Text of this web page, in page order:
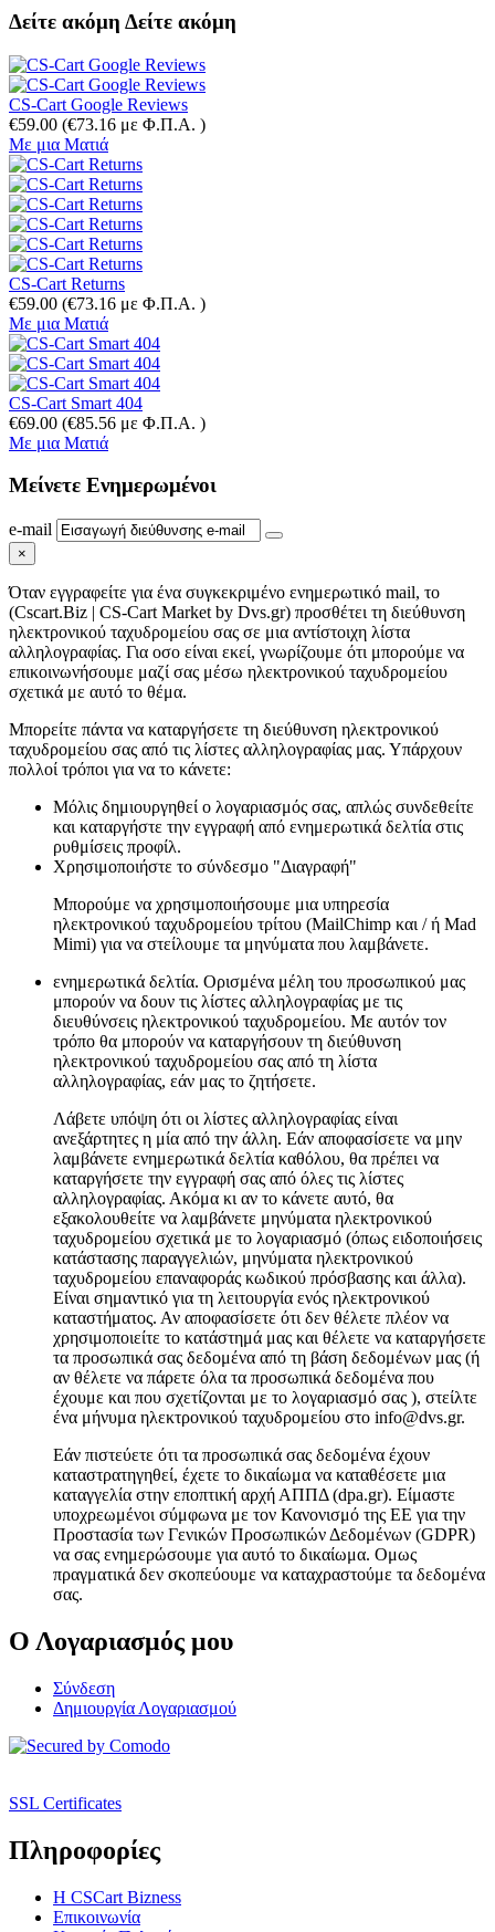
Δείτε ακόμη Δείτε ακόμη
CS-Cart Google Reviews
€59.00 (€73.16 με Φ.Π.Α. )
Με μια Ματιά
CS-Cart Returns
€59.00 (€73.16 με Φ.Π.Α. )
Με μια Ματιά
CS-Cart Smart 404
€69.00 (€85.56 με Φ.Π.Α. )
Με μια Ματιά
Μείνετε Ενημερωμένοι
e-mail
×
Όταν εγγραφείτε για ένα συγκεκριμένο ενημερωτικό mail, το
(Cscart.Biz | CS-Cart Market by Dvs.gr) προσθέτει τη διεύθυνση
ηλεκτρονικού ταχυδρομείου σας σε μια αντίστοιχη λίστα
αλληλογραφίας. Για οσο είναι εκεί, γνωρίζουμε ότι μπορούμε να
επικοινωνήσουμε μαζί σας μέσω ηλεκτρονικού ταχυδρομείου
σχετικά με αυτό το θέμα.
Μπορείτε πάντα να καταργήσετε τη διεύθυνση ηλεκτρονικού
ταχυδρομείου σας από τις λίστες αλληλογραφίας μας. Υπάρχουν
πολλοί τρόποι για να το κάνετε:
Μόλις δημιουργηθεί ο λογαριασμός σας, απλώς συνδεθείτε
και καταργήστε την εγγραφή από ενημερωτικά δελτία στις
ρυθμίσεις προφίλ.
Χρησιμοποιήστε το σύνδεσμο "Διαγραφή"
Μπορούμε να χρησιμοποιήσουμε μια υπηρεσία
ηλεκτρονικού ταχυδρομείου τρίτου (MailChimp και / ή Mad
Mimi) για να στείλουμε τα μηνύματα που λαμβάνετε.
ενημερωτικά δελτία. Ορισμένα μέλη του προσωπικού μας
μπορούν να δουν τις λίστες αλληλογραφίας με τις
διευθύνσεις ηλεκτρονικού ταχυδρομείου. Με αυτόν τον
τρόπο θα μπορούν να καταργήσουν τη διεύθυνση
ηλεκτρονικού ταχυδρομείου σας από τη λίστα
αλληλογραφίας, εάν μας το ζητήσετε.
Λάβετε υπόψη ότι οι λίστες αλληλογραφίας είναι
ανεξάρτητες η μία από την άλλη. Εάν αποφασίσετε να μην
λαμβάνετε ενημερωτικά δελτία καθόλου, θα πρέπει να
καταργήσετε την εγγραφή σας από όλες τις λίστες
αλληλογραφίας. Ακόμα κι αν το κάνετε αυτό, θα
εξακολουθείτε να λαμβάνετε μηνύματα ηλεκτρονικού
ταχυδρομείου σχετικά με το λογαριασμό (όπως ειδοποιήσεις
κατάστασης παραγγελιών, μηνύματα ηλεκτρονικού
ταχυδρομείου επαναφοράς κωδικού πρόσβασης και άλλα).
Είναι σημαντικό για τη λειτουργία ενός ηλεκτρονικού
καταστήματος. Αν αποφασίσετε ότι δεν θέλετε πλέον να
χρησιμοποιείτε το κατάστημά μας και θέλετε να καταργήσετε
τα προσωπικά σας δεδομένα από τη βάση δεδομένων μας (ή
αν θέλετε να πάρετε όλα τα προσωπικά δεδομένα που
έχουμε και που σχετίζονται με το λογαριασμό σας ), στείλτε
ένα μήνυμα ηλεκτρονικού ταχυδρομείου στο info@dvs.gr.
Εάν πιστεύετε ότι τα προσωπικά σας δεδομένα έχουν
καταστρατηγηθεί, έχετε το δικαίωμα να καταθέσετε μια
καταγγελία στην εποπτική αρχή ΑΠΠΔ (dpa.gr). Είμαστε
υποχρεωμένοι σύμφωνα με τον Κανονισμό της ΕΕ για την
Προστασία των Γενικών Προσωπικών Δεδομένων (GDPR)
να σας ενημερώσουμε για αυτό το δικαίωμα. Ομως
πραγματικά δεν σκοπεύουμε να καταχραστούμε τα δεδομένα
σας.
Ο Λογαριασμός μου
Σύνδεση
Δημιουργία Λογαριασμού
SSL Certificates
Πληροφορίες
Η CSCart Bizness
Επικοινωνία